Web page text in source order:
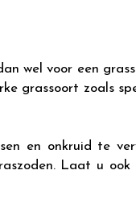
wel voor een
grassoort zoals
en onkruid te
Laat u